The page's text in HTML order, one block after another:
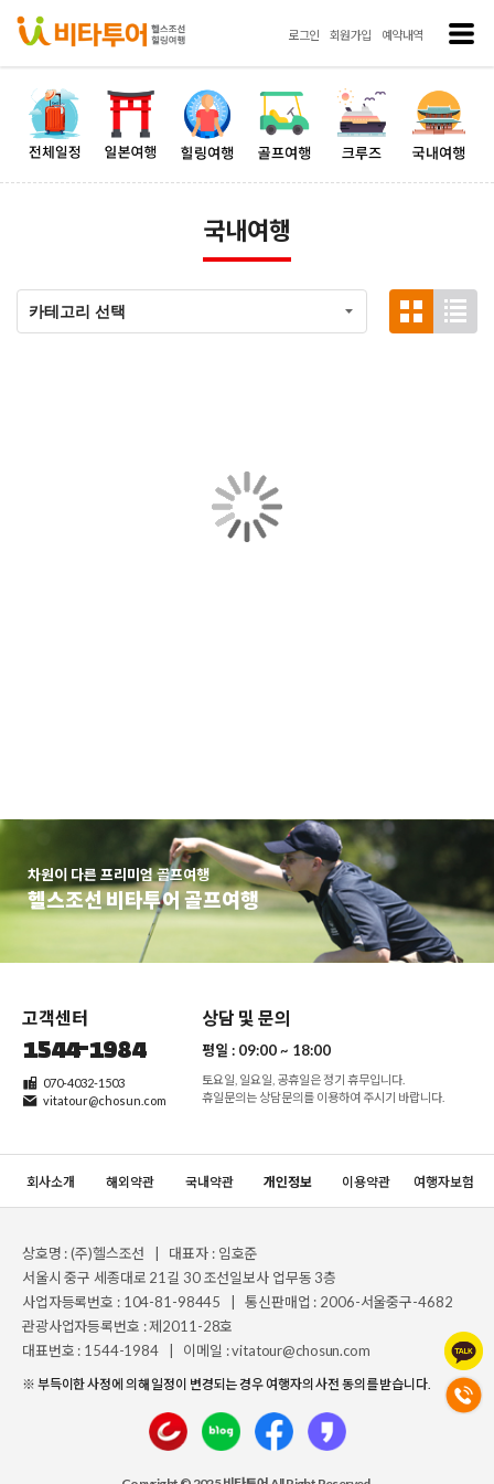
로그인 회원가입 예약내역
국내여행
차원이 다른 프리미엄 골프여행
헬스조선 비타투어 골프여행
고객센터
1544-1984
070-4032-1503
vitatour@chosun.com
상담 및 문의
평일 : 09:00 ~ 18:00
토요일, 일요일, 공휴일은 정기 휴무입니다.
휴일문의는 상담문의를 이용하여 주시기 바랍니다.
회사소개 해외약관 국내약관 개인정보 이용약관 여행자보험
상호명 : (주)헬스조선 | 대표자 : 임호준
서울시 중구 세종대로 21길 30 조선일보사 업무동 3층
사업자등록번호 : 104-81-98445 | 통신판매업 : 2006-서울중구-4682
관광사업자등록번호 : 제2011-28호
대표번호 : 1544-1984 | 이메일 : vitatour@chosun.com
※ 부득이한 사정에 의해 일정이 변경되는 경우 여행자의 사전 동의를 받습니다.